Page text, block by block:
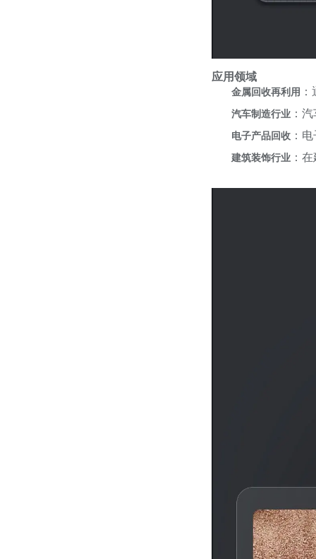
应用领域
金属回收再利用
汽车制造行业 ：
电子产品回收 ：
建筑装饰行业 ：